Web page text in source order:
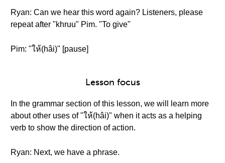
Ryan: Can we hear this word again? Listeners, please
repeat after "khruu" Pim. "To give"
Pim: "ให้(hâi)" [pause]
Lesson focus
In the grammar section of this lesson, we will learn more
about other uses of "ให้(hâi)" when it acts as a helping
verb to show the direction of action.
Ryan: Next, we have a phrase.